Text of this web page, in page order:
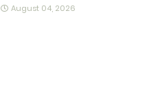
August 04, 2026